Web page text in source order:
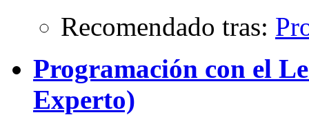
Recomendado tras:
Programación con el
Experto)